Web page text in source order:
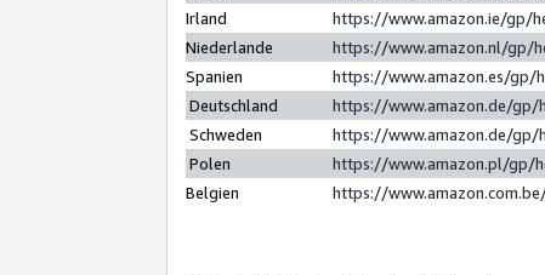
Irland
https://www.amazon.ie/gp/
Niederlande
https://www.amazon.nl/gp/
Spanien
https://www.amazon.es/gp/
Deutschland
https://www.amazon.de/gp/
Schweden
https://www.amazon.de/gp/
Polen
https://www.amazon.pl/gp/
Belgien
https://